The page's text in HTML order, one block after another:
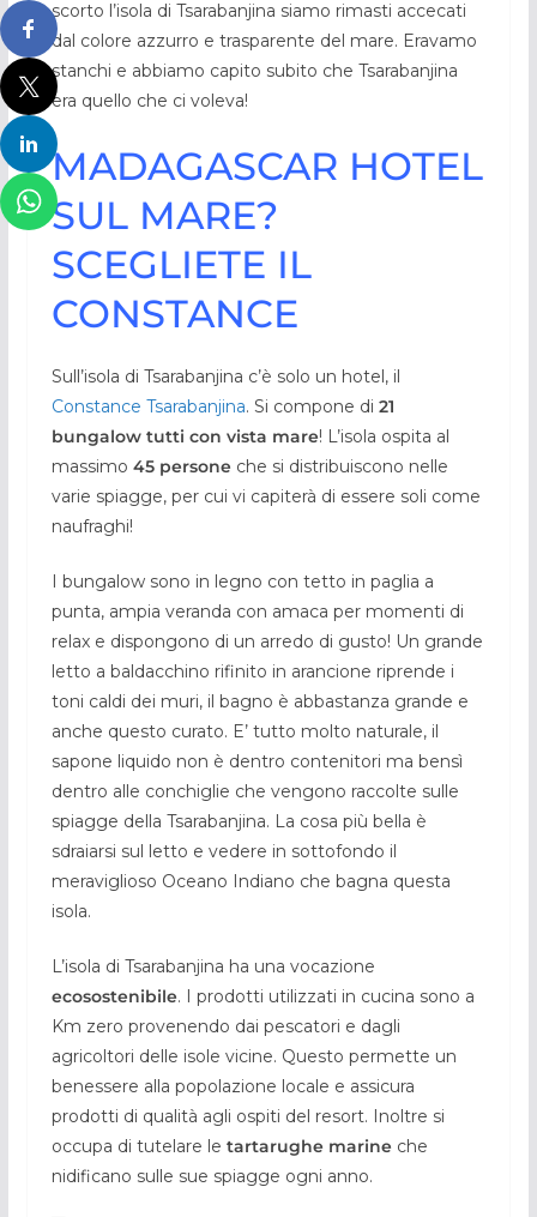
scorto l’isola di Tsarabanjina siamo rimasti accecati
dal colore azzurro e trasparente del mare. Eravamo
stanchi e abbiamo capito subito che Tsarabanjina
era quello che ci voleva!
MADAGASCAR HOTEL
SUL MARE?
SCEGLIETE IL
CONSTANCE
Sull’isola di Tsarabanjina c’è solo un hotel, il
Constance Tsarabanjina. Si compone di 21
bungalow tutti con vista mare! L’isola ospita al
massimo 45 personeche si distribuiscono nelle
varie spiagge, per cui vi capiterà di essere soli come
naufraghi!
I bungalow sono in legno con tetto in paglia a
punta, ampia veranda con amaca per momenti di
relax e dispongono di un arredo di gusto! Un grande
letto a baldacchino rifinito in arancione riprende i
toni caldi dei muri, il bagno è abbastanza grande e
anche questo curato. E’ tutto molto naturale, il
sapone liquido non è dentro contenitori ma bensì
dentro alle conchiglie che vengono raccolte sulle
spiagge della Tsarabanjina. La cosa più bella è
sdraiarsi sul letto e vedere in sottofondo il
meraviglioso Oceano Indiano che bagna questa
isola.
L’isola di Tsarabanjina ha una vocazione
ecosostenibile. I prodotti utilizzati in cucina sono a
Km zero provenendo dai pescatori e dagli
agricoltori delle isole vicine. Questo permette un
benessere alla popolazione locale e assicura
prodotti di qualità agli ospiti del resort. Inoltre si
occupa di tutelare le tartarughe marineche
nidificano sulle sue spiagge ogni anno.